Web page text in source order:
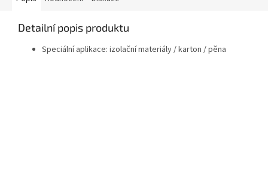
Detailní popis produktu
Speciální aplikace: izolační materiály / karton / pěna